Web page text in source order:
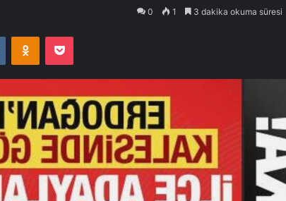
0 1 3 dakika okuma süresi
VKontakteOdnoklassniki
Pocket